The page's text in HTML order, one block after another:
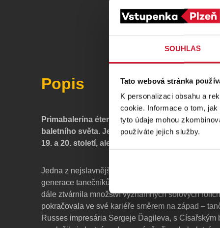
SOUHLAS
Tato webová stránka
K personalizaci obsahu a
cookie. Informace o tom,
tyto údaje mohou
používáte jejich služby.
Popis
Primabalerína éterického zjevu Anna Pavlova
baletního světa. Její osobnost prostupuje
19. a 20. století, ale rezonuje až do současnosti.
Jedna z nejslavnějších tanečnic, která ovlivnila
generace tanečníků i choreografů, debutovala v
dále ztvárnila množství významných sólových
pokračovala ve své kariéře směrem na západ –
Russes impresária Sergeje Ďagileva, s Císařským